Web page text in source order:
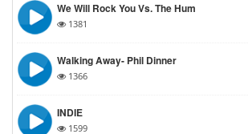
We Will Rock You Vs. The Hum
1381
Walking Away- Phil Dinner
1366
INDIE
1599